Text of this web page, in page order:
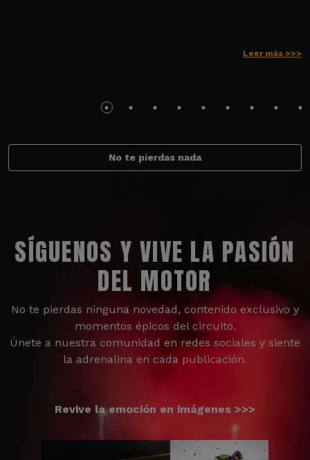
Leer más >>>
No te pierdas nada
SÍGUENOS Y VIVE LA PASIÓN
DEL MOTOR
No te pierdas ninguna novedad, contenido exclusivo y
momentos épicos del circuito.
Únete a nuestra comunidad en redes sociales y siente
la adrenalina en cada publicación.
Revive la emoción en imágenes >>>